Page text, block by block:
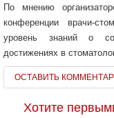
По мнению
конференции врачи-
уровень знаний о
достижениях в
ОСТАВИТЬ
Хотите